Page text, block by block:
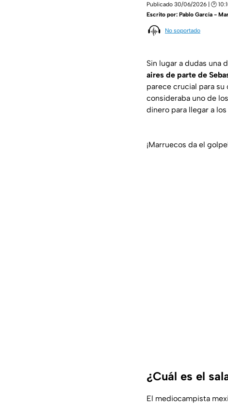
Publicado 30/06/2026 | 🕑
Escrito por: Pablo García -
No soportado
Sin lugar a dudas una
aires de parte de
parece crucial para
consideraba uno de
dinero para llegar a los
¡Marruecos da el
¿Cuál es el
El mediocampista